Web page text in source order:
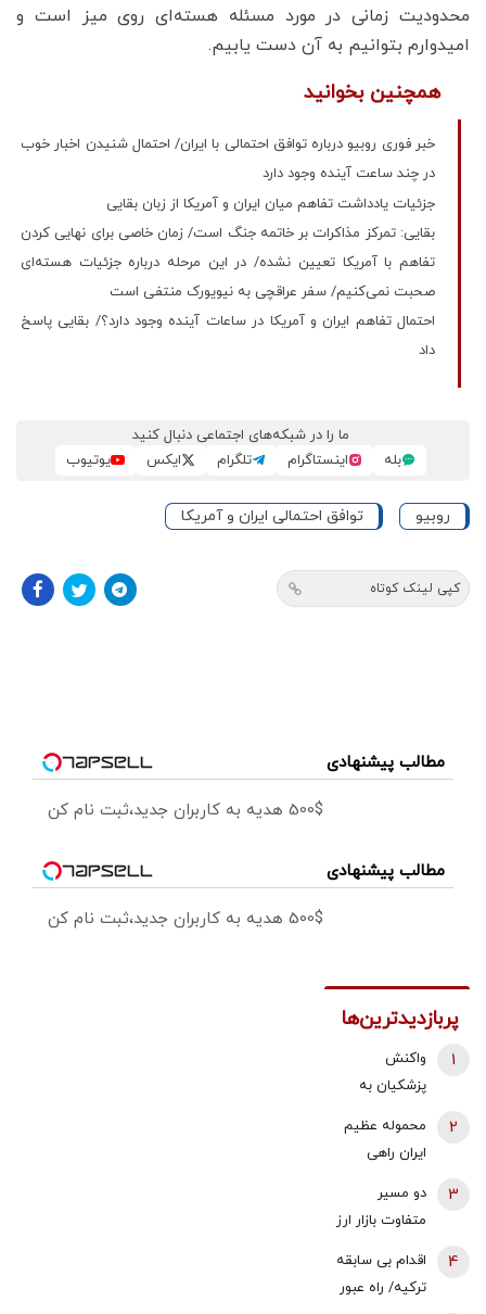
محدودیت زمانی در مورد مسئله هسته‌ای روی میز است و
امیدوارم بتوانیم به آن دست یابیم.
همچنین بخوانید
خبر فوری روبیو درباره توافق احتمالی با ایران/ احتمال شنیدن اخبار خوب
در چند ساعت آینده وجود دارد
جزئیات یادداشت تفاهم میان ایران و آمریکا از زبان بقایی
بقایی: تمرکز مذاکرات بر خاتمه جنگ است/ زمان خاصی برای نهایی کردن
تفاهم با آمریکا تعیین نشده/ در این مرحله درباره جزئیات هسته‌ای
صحبت نمی‌کنیم/ سفر عراقچی به نیویورک منتفی است
احتمال تفاهم ایران و آمریکا در ساعات آینده وجود دارد؟/ بقایی پاسخ
داد
ما را در شبکه‌های اجتماعی دنبال کنید
بله
اینستاگرام تلگرام ایکس یوتیوب
روبیو توافق احتمالی ایران و آمریکا
کپی لینک کوتاه
مطالب پیشنهادی
500$ هدیه به کاربران جدید،ثبت نام کن
مطالب پیشنهادی
500$ هدیه به کاربران جدید،ثبت نام کن
پربازدیدترین‌ها
واکنش
پزشکیان به
دبیری شعام/
استعفا تایید
شد؟
1
محموله عظیم
ایران راهی
2
دو مسیر
متفاوت بازار ارز
یک‌کاناله دلار
در برابر جهش
3
اقدام بی سابقه
ترکیه/ راه عبور
4